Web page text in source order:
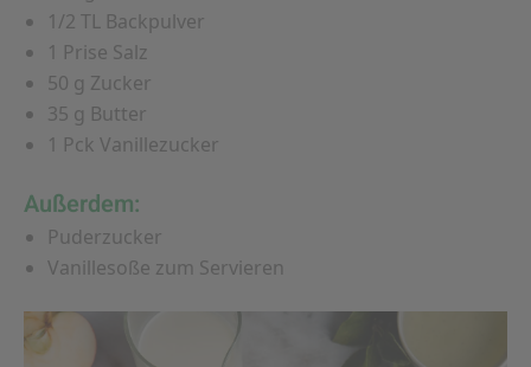
1/2 TL Backpulver
1 Prise Salz
50 g Zucker
35 g Butter
1 Pck Vanillezucker
Außerdem:
Puderzucker
Vanillesoße zum Servieren